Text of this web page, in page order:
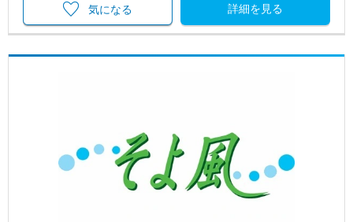
詳細を見る
気になる